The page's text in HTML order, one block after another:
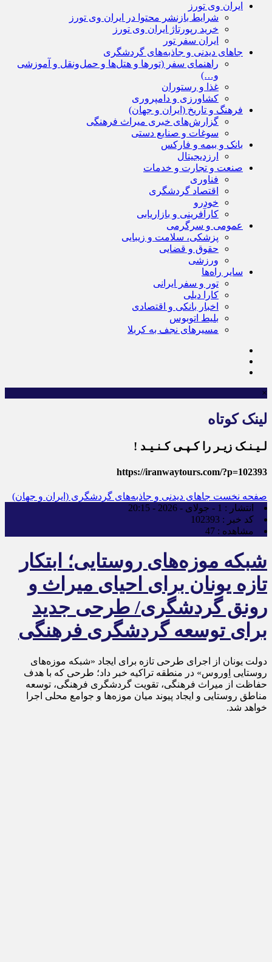
ایران وی تورز
شرایط بازنشر محتوا در ایران وی تورز
خرید رپورتاژ ایران وی تورز
ایران سفر تور
جاهای دیدنی و جاذبه‌های گردشگری
راهنمای سفر (تورها و هتل‌ها و حمل‌و‌نقل و آموزشی
و…)
غذا و رستوران
کشاورزی و دامپروری
فرهنگ و تاریخ (ایران و جهان)
گزارش‌های خبری میراث فرهنگی
سوغات و صنایع دستی
بانک و بیمه و فارکس
ارزدیجیتال
صنعت و تجارت و خدمات
فناوری
اقتصاد گردشگری
خودرو
کارآفرینی و بازاریابی
عمومی و سرگرمی
پزشکی، سلامت و زیبایی
حقوق و قضایی
ورزشی
سایر راه‌ها
تور و سفر ایرانی
کارا دیلی
اخبار بانکی و اقتصادی
بلیط اتوبوس
مسیرهای نجف به کربلا
×
لینک کوتاه
لـیـنـک زیـر را کـپـی کـنـیـد !
https://iranwaytours.com/?p=102393
صفحه نخست جاهای دیدنی و جاذبه‌های گردشگری (ایران و جهان)
انتشار : 1 - جولای - 2026 - 20:15
کد خبر : 102393
مشاهده : 47
شبکه موزه‌های روستایی؛ ابتکار
تازه یونان برای احیای میراث و
رونق گردشگری/ طرحی جدید
برای توسعه گردشگری فرهنگی
دولت یونان از اجرای طرحی تازه برای ایجاد «شبکه موزه‌های
روستایی اِوروس» در منطقه تراکیه خبر داد؛ طرحی که با هدف
حفاظت از میراث فرهنگی، تقویت گردشگری فرهنگی، توسعه
مناطق روستایی و ایجاد پیوند میان موزه‌ها و جوامع محلی اجرا
خواهد شد.